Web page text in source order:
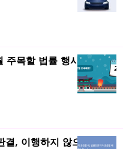
주목할 법률 행사
결, 이행하지 않으